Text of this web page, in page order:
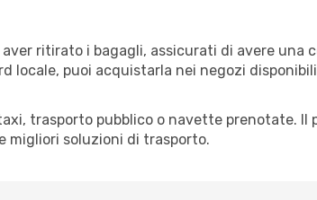
ritirato i bagagli, assicurati di avere una
locale, puoi acquistarla nei negozi
trasporto pubblico o navette prenotate. Il
migliori soluzioni di trasporto.